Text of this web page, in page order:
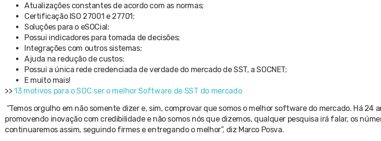
Atualizações constantes de acordo com as normas;
Certificação ISO 27001 e 27701;
Soluções para o eSOCial;
Possui indicadores para tomada de decisões;
Integrações com outros sistemas;
Ajuda na redução de custos;
Possui a única rede credenciada de verdade do mercado de SST, a SOCNET;
E muito mais!
>> 13 motivos para o SOC ser o melhor Software de SST do mercado
“Temos orgulho em não somente dizer e, sim, comprovar que somos o melhor software do mercado. Há 24
promovendo inovação com credibilidade e não somos nós que dizemos, qualquer pesquisa irá falar, os
continuaremos assim, seguindo firmes e entregando o melhor”, diz Marco Posva.